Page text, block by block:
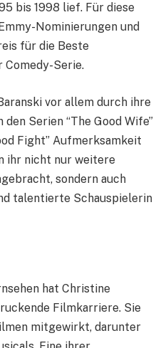
bis 1998 lief. Für diese
Nominierungen und
für die Beste
Comedy-Serie.
vor allem durch ihre
Serien “The Good Wife”
Fight” Aufmerksamkeit
ihr nicht nur weitere
sondern auch
talentierte Schauspielerin
hat Christine
Filmkarriere. Sie
mitgewirkt, darunter